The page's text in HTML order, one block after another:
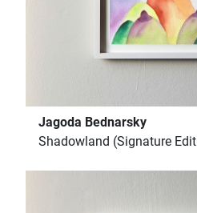
Jagoda Bednarsky
Shadowland (Signature